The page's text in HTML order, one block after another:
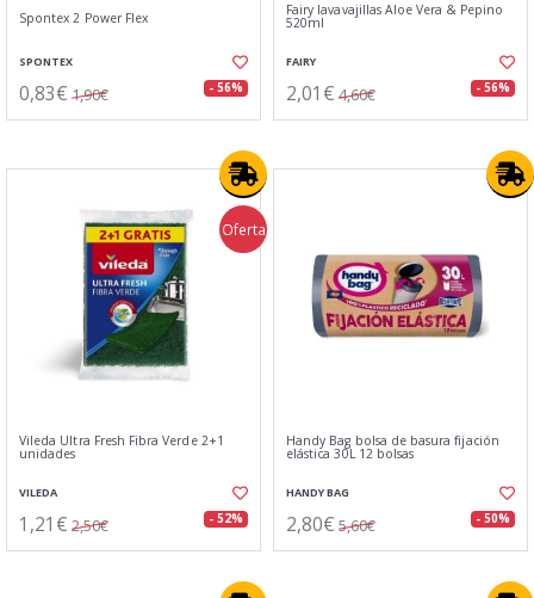
Spontex 2 Power Flex
SPONTEX
0,83€ 1,90€ - 56%
Fairy lavavajillas Aloe Vera & Pepino
520ml
FAIRY
2,01€ 4,60€ - 56%
Oferta
Vileda Ultra Fresh Fibra Verde 2+1
unidades
VILEDA
1,21€ 2,50€ - 52%
Handy Bag bolsa de basura fijación
elástica 30L 12 bolsas
HANDY BAG
2,80€ 5,60€ - 50%